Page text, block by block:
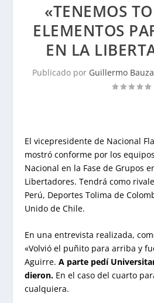
«TENEMOS
ELEMENTOS
EN LA
Publicado por Guillermo Bauza
El vicepresidente de Nacional
mostró conforme por los
Nacional en la Fase de Grupos
Libertadores. Tendrá como
Perú, Deportes Tolima de
Unido de Chile.
En una entrevista realizada,
«Volvió el puñito para arriba y
Aguirre.A parte pedí
dieron. En el caso del cuarto
cualquiera.